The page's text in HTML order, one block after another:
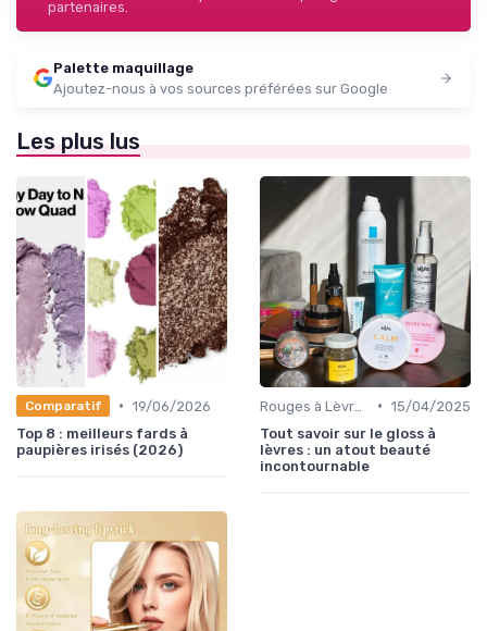
partenaires.
Palette maquillage
Ajoutez-nous à vos sources préférées sur Google
Les plus lus
Comparatif • 19/06/2026
Top 8 : meilleurs fards à
paupières irisés (2026)
• 15/04/2025
Tout savoir sur le gloss à
lèvres : un atout beauté
incontournable